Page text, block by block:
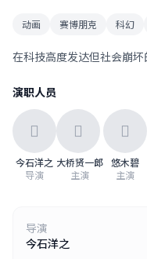
动画 赛博朋克 科幻
在科技高度发达但社会崩
演职人员
今石洋之
导演
大桥贤一郎
主演
悠木碧
主演
导演
今石洋之